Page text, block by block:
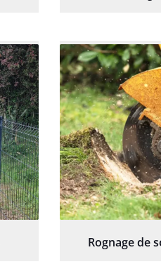
Rognage de